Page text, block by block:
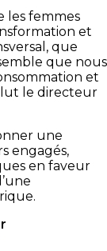
les femmes
et
que
que nous
et
le directeur
une
engagés,
en faveur